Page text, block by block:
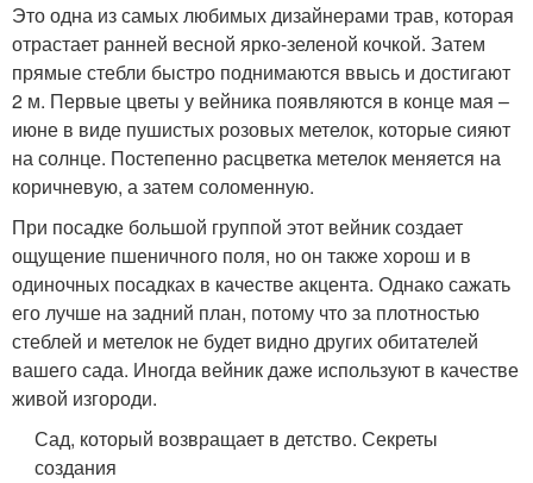
Это одна из самых любимых дизайнерами трав, которая
отрастает ранней весной ярко-зеленой кочкой. Затем
прямые стебли быстро поднимаются ввысь и достигают
2 м. Первые цветы у вейника появляются в конце мая –
июне в виде пушистых розовых метелок, которые сияют
на солнце. Постепенно расцветка метелок меняется на
коричневую, а затем соломенную.
При посадке большой группой этот вейник создает
ощущение пшеничного поля, но он также хорош и в
одиночных посадках в качестве акцента. Однако сажать
его лучше на задний план, потому что за плотностью
стеблей и метелок не будет видно других обитателей
вашего сада. Иногда вейник даже используют в качестве
живой изгороди.
Сад, который возвращает в детство. Секреты
создания